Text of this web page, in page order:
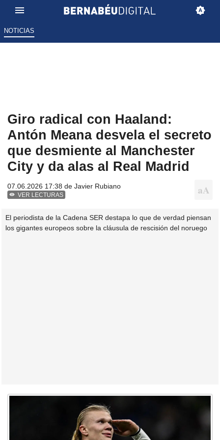
NOTICIAS
Giro radical con Haaland:
Antón Meana desvela el secreto
que desmiente al Manchester
City y da alas al Real Madrid
07.06.2026 17:38 de Javier Rubiano
VER LECTURAS
El periodista de la Cadena SER destapa lo que de verdad piensan
los gigantes europeos sobre la cláusula de rescisión del noruego